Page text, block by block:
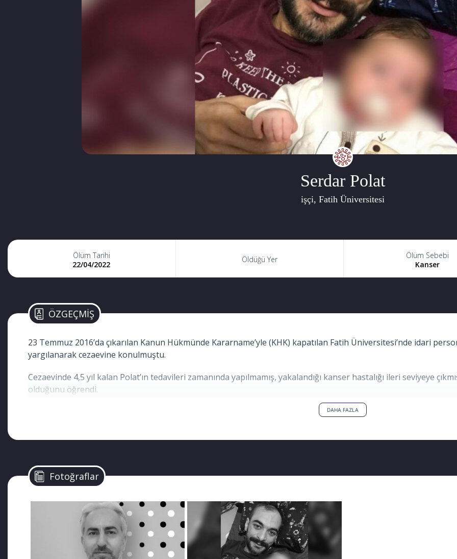
Serdar Polat
işçi, Fatih Üniversitesi
Ölüm Tarihi
22/04/2022
Öldüğü Yer
Ölüm Sebebi
Kanser
ÖZGEÇMİŞ
23 Temmuz 2016’da çıkarılan Kanun Hükmünde Kararname’yle (KHK) kapatılan Fatih Üniversitesi’nde idari
yargılanarak cezaevine konulmuştu.
Cezaevinde 4,5 yıl kalan Polat’ın tedavileri zamanında yapılmamış, yakalandığı kanser hastalığı ileri seviyeye
olduğunu öğrendi.
Polat iki ay önce baba olmuştu. Kızıyla sadece 2 ay geçirebilen Polat, hayata veda etti.
Üniversitesi personeli Serdar Polat tutuklu tutulduğu hapishanede kanser oldu. Tedavisi yarım kaldı. Maalesef
kaldı. Mekânı cennet olsun!”
DAHA FAZLA
Fotoğraflar